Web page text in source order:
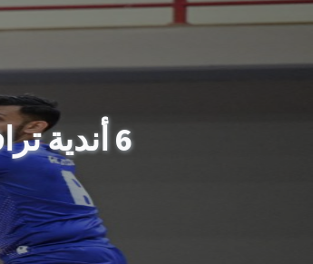
6 أندية ترافق «الخليج والهدى» في التأهل لربع نهائي كأس اتحاد اليد